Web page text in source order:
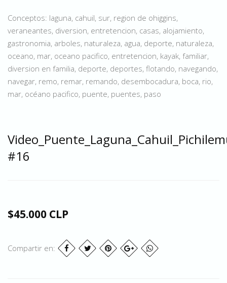
Conceptos: laguna, cahuil, sur, region de ohiggins,
veraneantes, diversion, entretencion, casas, alojamiento,
gastronomia, arboles, naturaleza, agua, deporte, naturaleza,
oceano, mar, oceano pacifico, entretencion, kayak, familiar,
diversion en familia, deporte, deportes, flotando, navegando,
navegar, remo, remar, remando, desembocadura, boca, rio,
mar, océano pacifico, puente, puentes, paso
#16
$45.000 CLP
Compartir en: